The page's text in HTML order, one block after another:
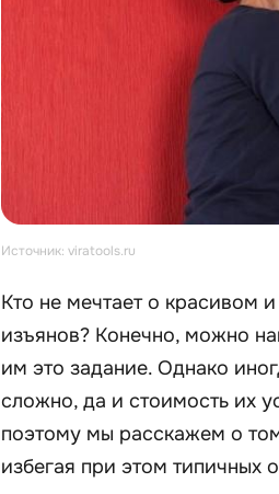
Источник: viratools.ru
Кто не мечтает о красивом
изъянов? Конечно, можно
им это задание. Однако
сложно, да и стоимость их
поэтому мы расскажем о
избегая при этом типичных